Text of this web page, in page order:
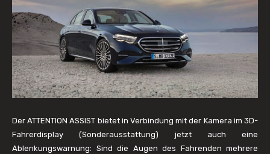
Der ATTENTION ASSIST bietet in Verbindung mit der Kamera im 3D-
Fahrerdisplay (Sonderausstattung) jetzt auch eine
Ablenkungswarnung: Sind die Augen des Fahrenden mehrere